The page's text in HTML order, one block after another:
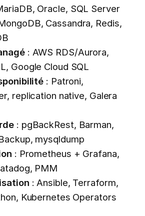
Oracle, SQL Server
Cassandra, Redis,
: AWS RDS/Aurora,
Google Cloud SQL
: Patroni,
replication native, Galera
: pgBackRest, Barman,
mysqldump
: Prometheus + Grafana,
PMM
: Ansible, Terraform,
Kubernetes Operators